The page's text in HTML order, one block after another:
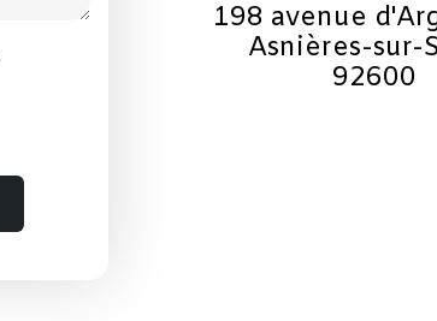
198 avenue
Asnières-sur-
92600